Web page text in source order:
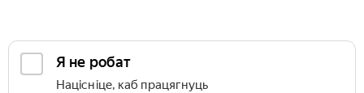
Я не робат
Націсніце, каб працягнуць